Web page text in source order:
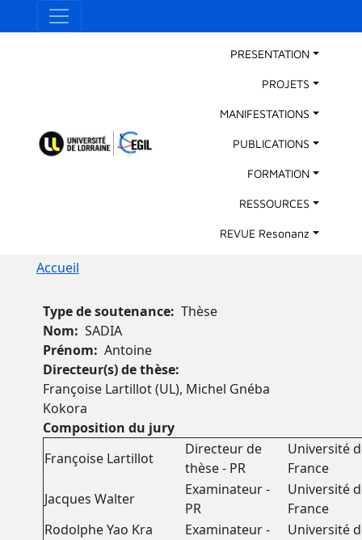
Aller au contenu principal
Main Navigation
PRESENTATION
PROJETS
MANIFESTATIONS
PUBLICATIONS
FORMATION
RESSOURCES
REVUE Resonanz
Fil d'Ariane
Accueil
Type de soutenance
Thèse
Nom
SADIA
Prénom
Antoine
Directeur(s) de thèse
Françoise Lartillot (UL), Michel Gnéba
Kokora
Composition du jury
Françoise Lartillot
Directeur de
thèse - PR
Université
France
Jacques Walter
Examinateur -
PR
Université
France
Rodolphe Yao Kra
Examinateur -
Université
Panneau de gestion des cookies